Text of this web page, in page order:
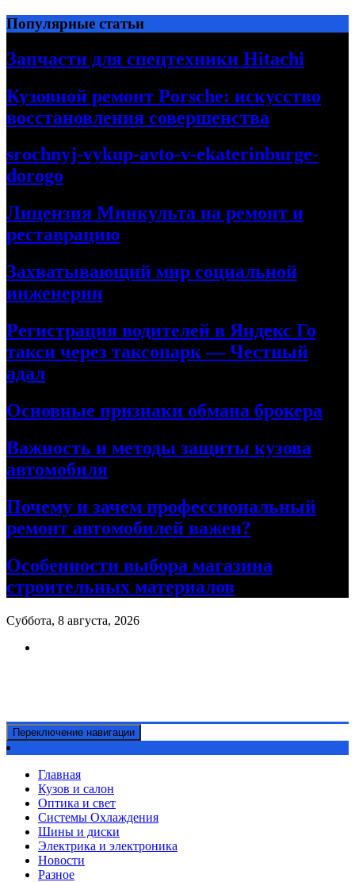
Перейти
к
содержимому
Популярные статьи
Запчасти для спецтехники Hitachi
Кузовной ремонт Porsche: искусство
восстановления совершенства
srochnyj-vykup-avto-v-ekaterinburge-
dorogo
Лицензия Минкульта на ремонт и
реставрацию
Захватывающий мир социальной
инженерии
Регистрация водителей в Яндекс Го
такси через таксопарк — Честный
адал
Основные признаки обмана брокера
Важность и методы защиты кузова
автомобиля
Почему и зачем профессиональный
ремонт автомобилей важен?
Особенности выбора магазина
строительных материалов
Суббота, 8 августа, 2026
Переключение навигации
Главная
Кузов и салон
Оптика и свет
Системы Охлаждения
Шины и диски
Электрика и электроника
Новости
Разное